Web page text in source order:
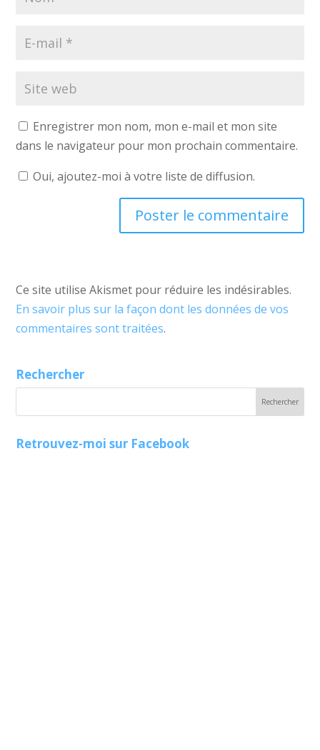
Enregistrer mon nom, mon e-mail et mon site
dans le navigateur pour mon prochain commentaire.
Oui, ajoutez-moi à votre liste de diffusion.
Ce site utilise Akismet pour réduire les indésirables.
En savoir plus sur la façon dont les données de vos
commentaires sont traitées.
Rechercher
Retrouvez-moi sur Facebook